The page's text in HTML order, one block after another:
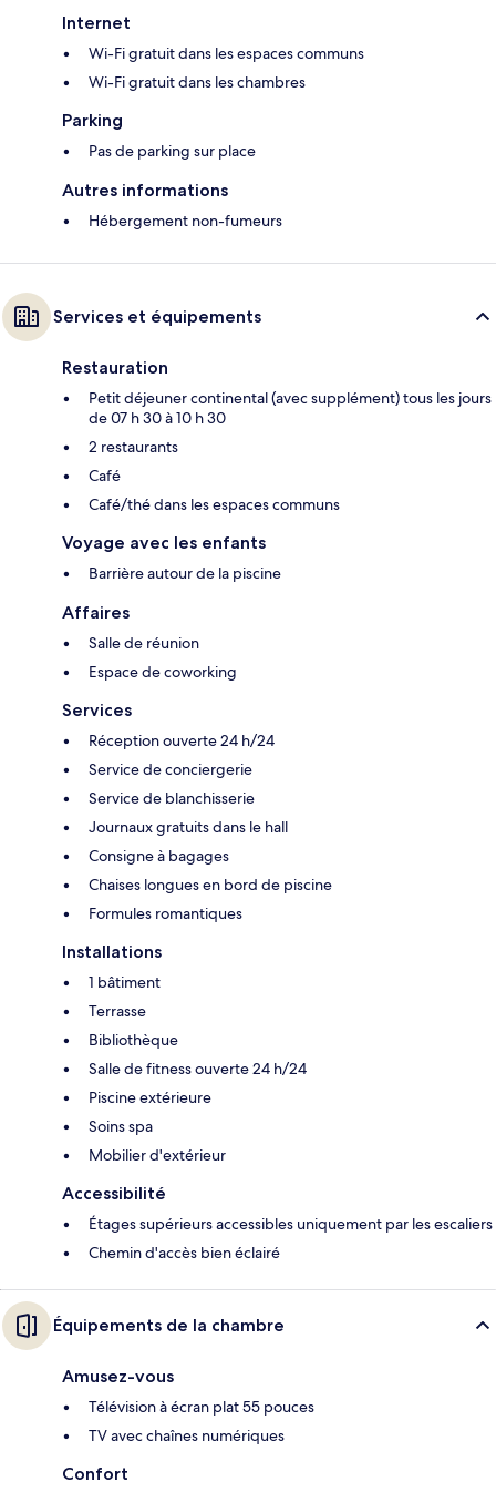
Internet
Wi-Fi gratuit dans les espaces communs
Wi-Fi gratuit dans les chambres
Parking
Pas de parking sur place
Autres informations
Hébergement non-fumeurs
Services et équipements
Restauration
Petit déjeuner continental (avec supplément) tous les jours
de 07 h 30 à 10 h 30
2 restaurants
Café
Café/thé dans les espaces communs
Voyage avec les enfants
Barrière autour de la piscine
Affaires
Salle de réunion
Espace de coworking
Services
Réception ouverte 24 h/24
Service de conciergerie
Service de blanchisserie
Journaux gratuits dans le hall
Consigne à bagages
Chaises longues en bord de piscine
Formules romantiques
Installations
1 bâtiment
Terrasse
Bibliothèque
Salle de fitness ouverte 24 h/24
Piscine extérieure
Soins spa
Mobilier d'extérieur
Accessibilité
Étages supérieurs accessibles uniquement par les escaliers
Chemin d'accès bien éclairé
Équipements de la chambre
Amusez-vous
Télévision à écran plat 55 pouces
TV avec chaînes numériques
Confort